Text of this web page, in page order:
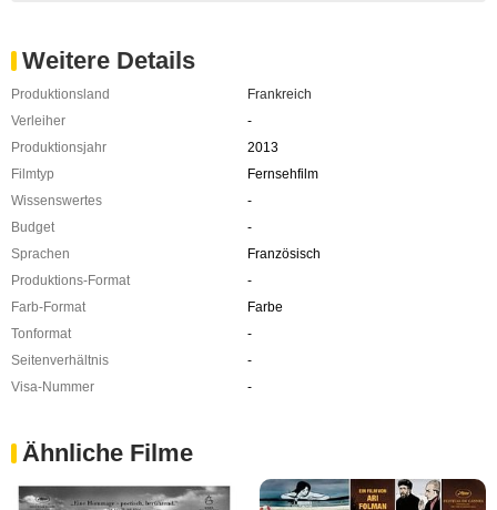
Weitere Details
Produktionsland
Frankreich
Verleiher
-
Produktionsjahr
2013
Filmtyp
Fernsehfilm
Wissenswertes
-
Budget
-
Sprachen
Französisch
Produktions-Format
-
Farb-Format
Farbe
Tonformat
-
Seitenverhältnis
-
Visa-Nummer
-
Ähnliche Filme